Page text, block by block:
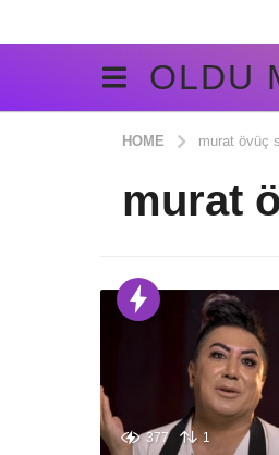
OLDU
HOME murat övüç
murat
377 1